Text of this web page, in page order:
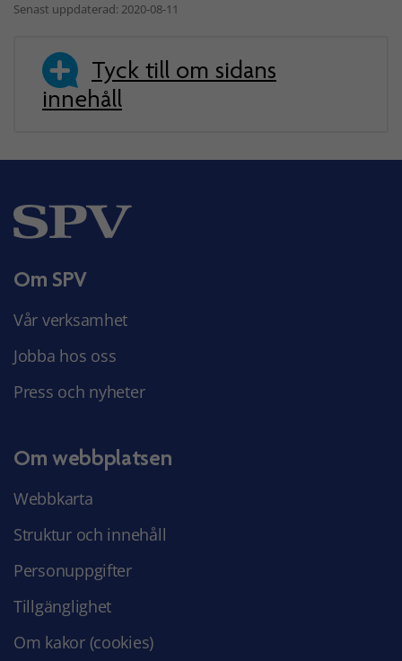
Senast uppdaterad: 2020-08-11
Tyck till om sidans
innehåll
Om SPV
Vår verksamhet
Jobba hos oss
Press och nyheter
Om webbplatsen
Webbkarta
Struktur och innehåll
Personuppgifter
Tillgänglighet
Om kakor (cookies)